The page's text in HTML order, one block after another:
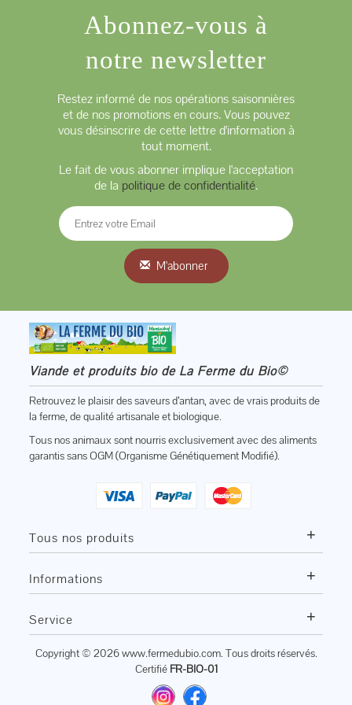
Abonnez-vous à
notre newsletter
Restez informé de nos opérations saisonnières
et de nos promotions en cours. Vous pouvez
vous désinscrire de cette lettre d'information à
tout moment.
Le fait de vous abonner implique l'acceptation
de la politique de confidentialité.
M'abonner
Viande et produits bio de La Ferme du Bio©
Retrouvez le plaisir des saveurs d’antan, avec de vrais produits de
la ferme, de qualité artisanale et biologique.
Tous nos animaux sont nourris exclusivement avec des aliments
garantis sans OGM (Organisme Génétiquement Modifié).
Tous nos produits +
Informations +
Service +
Copyright © 2026www.fermedubio.com. Tous droits réservés.
Certifié FR-BIO-01